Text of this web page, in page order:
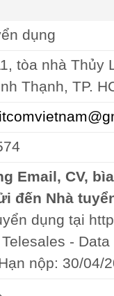
dụng
tòa nhà Thủy
Thạnh, TP.
Email, CV,
đến Nhà
dụng tại
-
nộp: 30/04/